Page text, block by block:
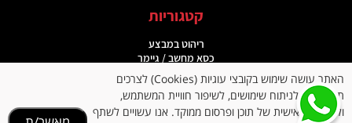
קטגוריות
ריהוט במבצע
כסא מחשב / גיימר
מוצרי ספורט
כסאות מנהלים
תיקים ומוצרי פנאי
מגבירי שמיעה
האתר עושה שימוש בקובצי עוגיות (Cookies) לצרכים
תפעוליים, לניתוח שימושים, לשיפור חוויית המשתמש,
ולהתאמה אישית של תוכן ופרסום ממוקד. אנו עשויים לשתף